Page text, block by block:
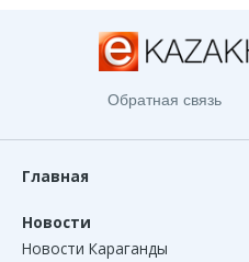
Обратная связь
Главная
Новости
Новости Караганды